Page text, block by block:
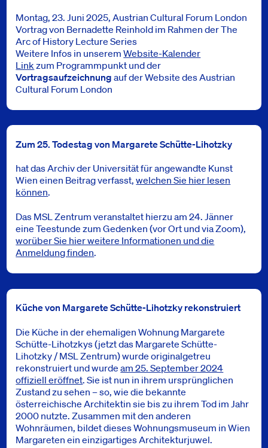
Montag, 23. Juni 2025, Austrian Cultural Forum London
Vortrag von Bernadette Reinhold im Rahmen der The
Arc of History Lecture Series
Weitere Infos in unseremWebsite-Kalender
Link zum Programmpunkt und der
Vortragsaufzeichnung auf der Website des Austrian
Cultural Forum London
Zum 25. Todestag von Margarete Schütte-Lihotzky
hat das Archiv der Universität für angewandte Kunst
Wien einen Beitrag verfasst,welchen Sie hier lesen
können.
Das MSL Zentrum veranstaltet hierzu am 24. Jänner
eine Teestunde zum Gedenken (vor Ort und via Zoom),
worüber Sie hier weitere Informationen und die
Anmeldung finden.
Küche von Margarete Schütte-Lihotzky rekonstruiert
Die Küche in der ehemaligen Wohnung Margarete
Schütte-Lihotzkys (jetzt das Margarete Schütte-
Lihotzky / MSL Zentrum) wurde originalgetreu
rekonstruiert und wurdeam 25. September 2024
offiziell eröffnet. Sie ist nun in ihrem ursprünglichen
Zustand zu sehen – so, wie die bekannte
österreichische Architektin sie bis zu ihrem Tod im Jahr
2000 nutzte. Zusammen mit den anderen
Wohnräumen, bildet dieses Wohnungsmuseum in Wien
Margareten ein einzigartiges Architekturjuwel.